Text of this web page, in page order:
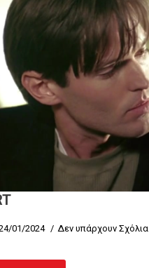
01/2024 Δεν υπάρχουν Σχόλια